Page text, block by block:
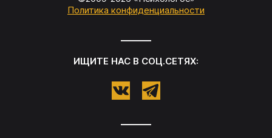
Политика конфиденциальности
ИЩИТЕ НАС В СОЦ.СЕТЯХ: